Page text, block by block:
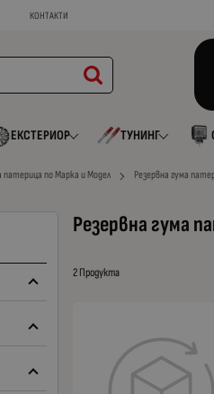
КОНТАКТИ
ЕКСТЕРИОР ТУНИНГ
патерица по Марка и Модел Резервна гума
Резервна гума
2 Продукта